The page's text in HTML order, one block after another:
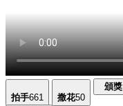
拍手661 撒花50
頒獎